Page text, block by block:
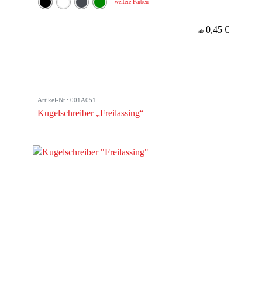
weitere Farben
ab 0,45 €
Artikel-Nr.: 001A051
Kugelschreiber „Freilassing“